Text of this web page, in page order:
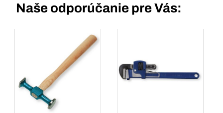
Naše odporúčanie pre Vás: